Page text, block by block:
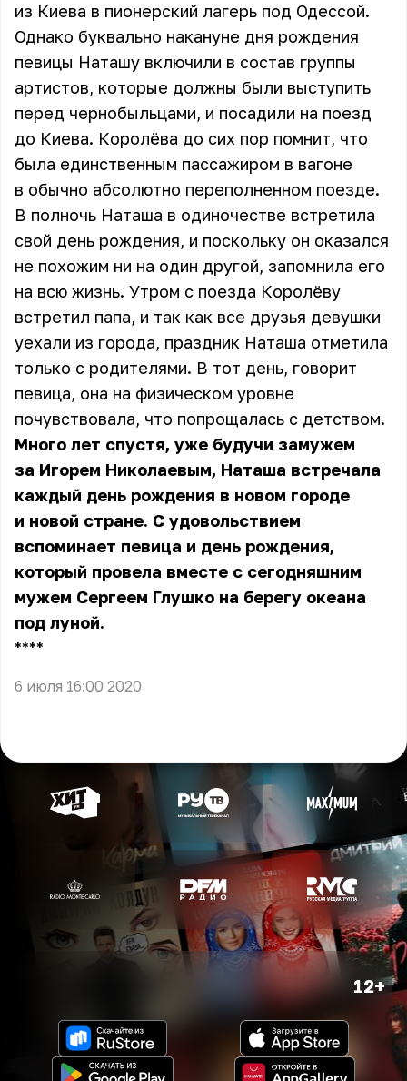
из Киева в пионерский лагерь под Одессой.
Однако буквально накануне дня рождения
певицы Наташу включили в состав группы
артистов, которые должны были выступить
перед чернобыльцами, и посадили на поезд
до Киева. Королёва до сих пор помнит, что
была единственным пассажиром в вагоне
в обычно абсолютно переполненном поезде.
В полночь Наташа в одиночестве встретила
свой день рождения, и поскольку он оказался
не похожим ни на один другой, запомнила его
на всю жизнь. Утром с поезда Королёву
встретил папа, и так как все друзья девушки
уехали из города, праздник Наташа отметила
только с родителями. В тот день, говорит
певица, она на физическом уровне
почувствовала, что попрощалась с детством.
Много лет спустя, уже будучи замужем
за Игорем Николаевым, Наташа встречала
каждый день рождения в новом городе
и новой стране. С удовольствием
вспоминает певица и день рождения,
который провела вместе с сегодняшним
мужем Сергеем Глушко на берегу океана
под луной.
** **
6 июля 16:00 2020
12+